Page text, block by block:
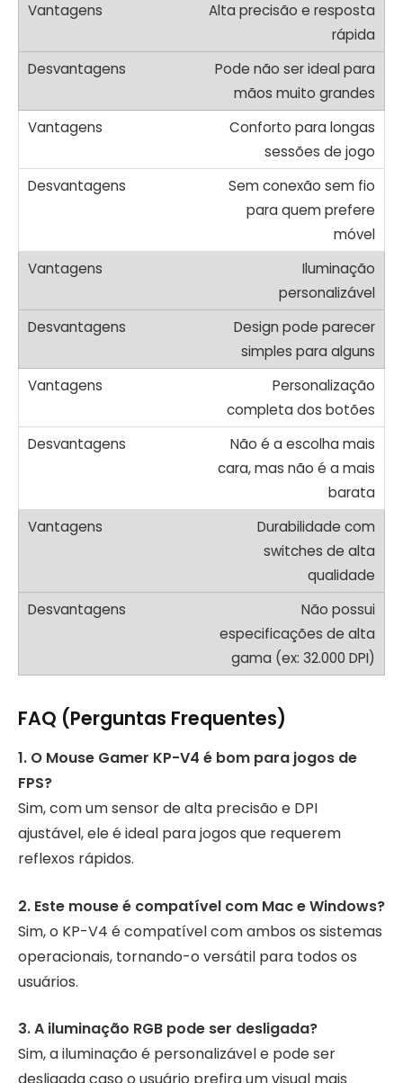
Alta precisão e resposta
rápida
Pode não ser ideal para
mãos muito grandes
Conforto para longas
sessões de jogo
Sem conexão sem fio
para quem prefere
móvel
Iluminação
personalizável
Design pode parecer
simples para alguns
Personalização
completa dos botões
Não é a escolha mais
cara, mas não é a mais
barata
Durabilidade com
switches de alta
qualidade
Não possui
especificações de alta
gama (ex: 32.000 DPI)
FAQ (Perguntas Frequentes)
1. O Mouse Gamer KP-V4 é bom para jogos de
FPS?
Sim, com um sensor de alta precisão e DPI
ajustável, ele é ideal para jogos que requerem
reflexos rápidos.
2. Este mouse é compatível com Mac e Windows?
Sim, o KP-V4 é compatível com ambos os sistemas
operacionais, tornando-o versátil para todos os
usuários.
3. A iluminação RGB pode ser desligada?
Sim, a iluminação é personalizável e pode ser